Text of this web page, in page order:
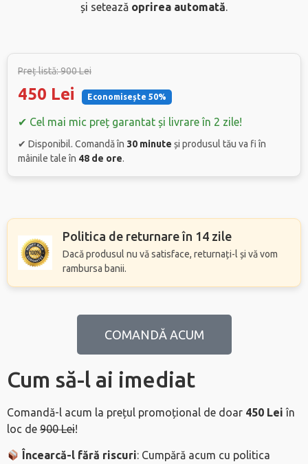
și setează oprirea automată.
Preț listă: 900 Lei
450 Lei Economisește 50%
✔ Cel mai mic preț garantat și livrare în 2 zile!
✔ Disponibil. Comandă în 30 minute și produsul tău va fi în
mâinile tale în 48 de ore.
Politica de returnare în 14 zile
Dacă produsul nu vă satisface, returnați-l și vă vom
rambursa banii.
COMANDĂ ACUM
Cum să-l ai imediat
Comandă-l acum la prețul promoțional de doar 450 Lei în
loc de 900 Lei!
Încearcă-l fără riscuri: Cumpără acum cu politica